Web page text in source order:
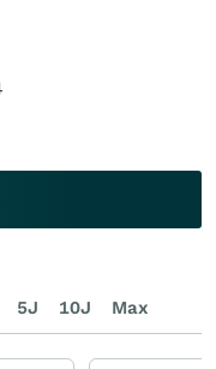
5J 10J Max